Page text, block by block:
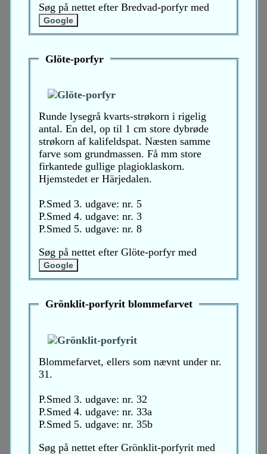
Søg på nettet efter Bredvad-porfyr med
Glöte-porfyr
Runde lysegrå kvarts-strøkorn i rigelig
antal. En del, op til 1 cm store dybrøde
strøkorn af kalifeldspat. Næsten samme
farve som grundmassen. Få mm store
firkantede gullige plagioklaskorn.
Hjemstedet er Härjedalen.
P.Smed 3. udgave: nr. 5
P.Smed 4. udgave: nr. 3
P.Smed 5. udgave: nr. 8
Søg på nettet efter Glöte-porfyr med
Grönklit-porfyrit blommefarvet
Blommefarvet, ellers som nævnt under nr.
31.
P.Smed 3. udgave: nr. 32
P.Smed 4. udgave: nr. 33a
P.Smed 5. udgave: nr. 35b
Søg på nettet efter Grönklit-porfyrit med